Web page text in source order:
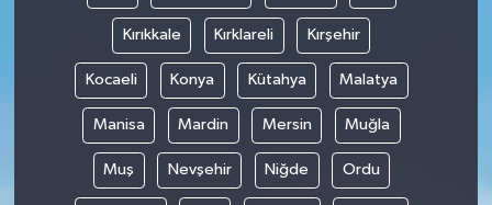
Kırıkkale Kırklareli Kırşehir
Kocaeli Konya Kütahya Malatya
Manisa Mardin Mersin Muğla
Muş Nevşehir Niğde Ordu